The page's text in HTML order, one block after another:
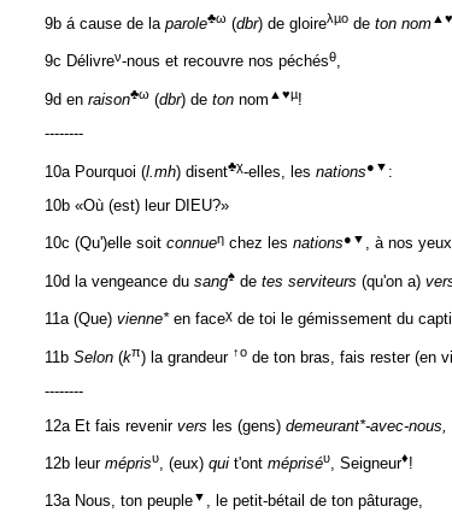
9b á cause de la parole♣ω (dbr) de gloireλµο de ton nom
9c Délivreν-nous et recouvre nos péchésθ,
9d en raison♣ω (dbr) de ton nom ▲♥µ!
--------
10a Pourquoi (l.mh) disent♣χ-elles, les nations●▼ :
10b «Où (est) leur DIEU?»
10c (Qu')elle soit connueη chez les nations●▼ , à nos yeux
10d la vengeance du sang♠ de tes serviteurs (qu'on a)
11a (Que) vienne*en faceχ de toi le gémissement du
11b Selon (kπ) la grandeur ↑ο de ton bras, fais rester (en
--------
12a Et fais revenir vers les (gens) demeurant*-avec-nous,
12b leur méprisυ, (eux) qui t'ont mépriséυ, Seigneur♦!
13a Nous, ton peuple▼ , le petit-bétail de ton pâturage,